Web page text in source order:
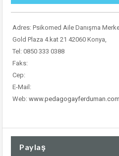
Adres: Psikomed Aile Danışma
Gold Plaza 4.kat 21 42060 Konya,
Tel: 0850 333 0388
Faks:
Cep:
E-Mail:
Web: www.pedagogayferduman.com
Paylaş